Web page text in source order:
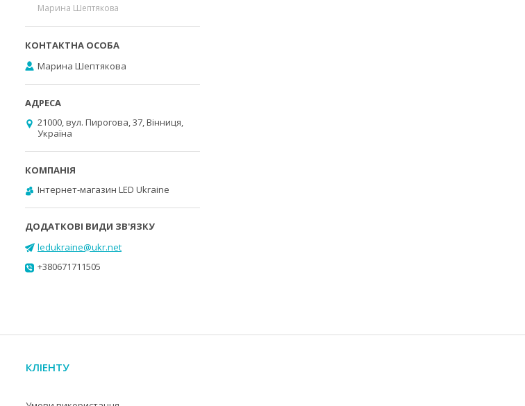
Марина Шептякова
Марина Шептякова
21000, вул. Пирогова, 37, Вінниця,
Україна
Інтернет-магазин LED Ukraine
ledukraine@ukr.net
+380671711505
КЛІЕНТУ